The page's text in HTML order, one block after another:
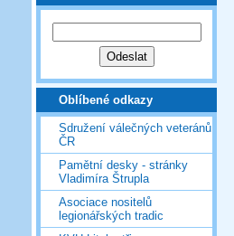
Oblíbené odkazy
Sdružení válečných veteránů
ČR
Pamětní desky - stránky
Vladimíra Štrupla
Asociace nositelů
legionářských tradic